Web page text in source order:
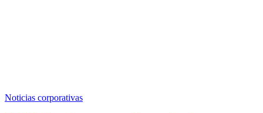
Noticias corporativas